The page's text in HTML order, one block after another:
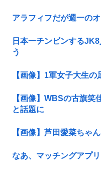
アラフィフだが週一の
日本一チンビンする
う
【画像】1軍女子大生
【画像】WBSの古旗笑
と話題に
【画像】芦田愛菜ちゃ
なあ、マッチングアプ